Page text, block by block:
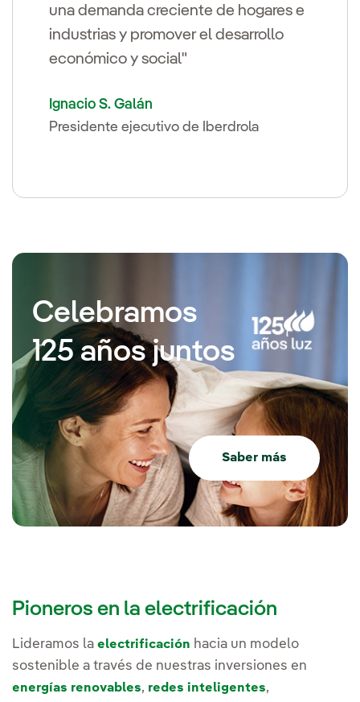
una demanda creciente de hogares e
industrias y promover el desarrollo
económico y social"
Ignacio S. Galán
Presidente ejecutivo de Iberdrola
Celebramos
125 años juntos
Saber más
Pioneros en la electrificación
Lideramos la electrificación hacia un modelo
sostenible a través de nuestras inversiones en
energías renovables, redes inteligentes,